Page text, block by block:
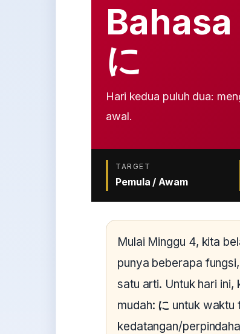
に
Hari kedua puluh dua:
awal.
TARGET
Pemula / Awam
Mulai Minggu 4, kita
punya beberapa
satu arti. Untuk hari
mudah: に untuk waktu
kedatangan/